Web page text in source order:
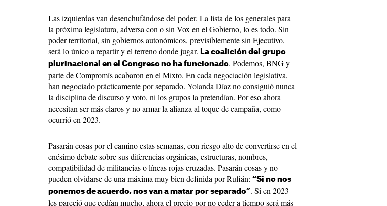
Las izquierdas van desenchufándose del poder. La lista de los generales para
la próxima legislatura, adversa con o sin Vox en el Gobierno, lo es todo. Sin
poder territorial, sin gobiernos autonómicos, previsiblemente sin Ejecutivo,
será lo único a repartir y el terreno donde jugar. La coalición del grupo
plurinacional en el Congreso no ha funcionado. Podemos, BNG y
parte de Compromís acabaron en el Mixto. En cada negociación legislativa,
han negociado prácticamente por separado. Yolanda Díaz no consiguió nunca
la disciplina de discurso y voto, ni los grupos la pretendían. Por eso ahora
necesitan ser más claros y no armar la alianza al toque de campaña, como
ocurrió en 2023.
Pasarán cosas por el camino estas semanas, con riesgo alto de convertirse en el
enésimo debate sobre sus diferencias orgánicas, estructuras, nombres,
compatibilidad de militancias o líneas rojas cruzadas. Pasarán cosas y no
pueden olvidarse de una máxima muy bien definida por Rufián: “Si no nos
ponemos de acuerdo, nos van a matar por separado”. Si en 2023
les pareció que cedían mucho, ahora el precio por no ceder a tiempo será más